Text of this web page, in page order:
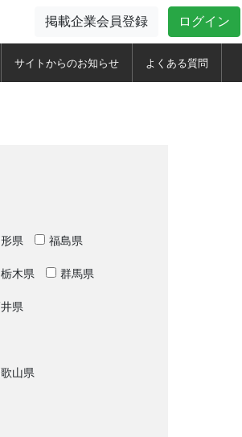
掲載企業会員登録 ログイン
サイトからのお知らせ よくある質問
県 福島県
栃木県 群馬県
県
山県